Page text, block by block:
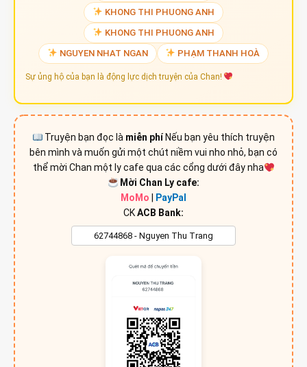
KHONG THI PHUONG ANH
KHONG THI PHUONG ANH
NGUYEN NHAT NGAN
PHẠM THANH HOÀ
Sự ủng hộ của bạn là động lực dịch truyện của Chan!
Truyện bạn đọc là miễn phíNếu bạn yêu thích truyện
bên mình và muốn gửi một chút niềm vui nho nhỏ, bạn có
thể mời Chan một ly cafe qua các cổng dưới đây nha
Mời Chan Ly cafe:
MoMo
PayPal
CKACB Bank: